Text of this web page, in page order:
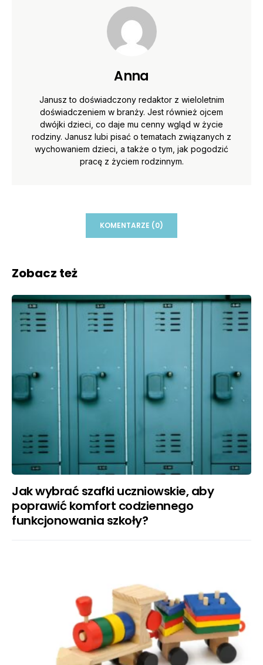
Anna
Janusz to doświadczony redaktor z wieloletnim
doświadczeniem w branży. Jest również ojcem
dwójki dzieci, co daje mu cenny wgląd w życie
rodziny. Janusz lubi pisać o tematach związanych z
wychowaniem dzieci, a także o tym, jak pogodzić
pracę z życiem rodzinnym.
KOMENTARZE (0)
Zobacz też
Jak wybrać szafki uczniowskie, aby
poprawić komfort codziennego
funkcjonowania szkoły?